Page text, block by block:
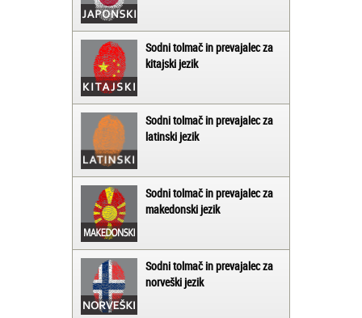
Sodni tolmač in prevajalec za
kitajski jezik
Sodni tolmač in prevajalec za
latinski jezik
Sodni tolmač in prevajalec za
makedonski jezik
Sodni tolmač in prevajalec za
norveški jezik